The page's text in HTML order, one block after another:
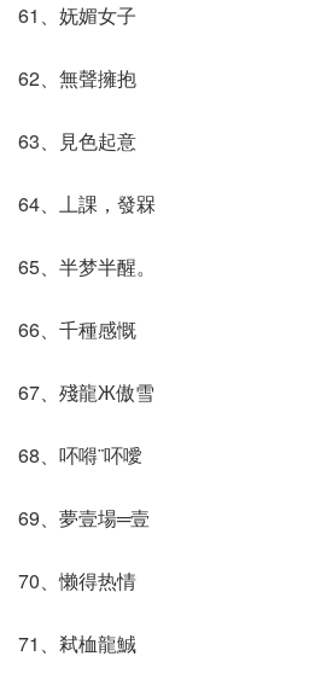
61、妩媚女子
62、無聲擁抱
63、見色起意
64、丄課，發槑
65、半梦半醒。
66、千種感慨
67、殘龍Ж傲雪
68、吥嘚¨吥噯
69、夢壹場═壹
70、懒得热情
71、弒桖龍鯎